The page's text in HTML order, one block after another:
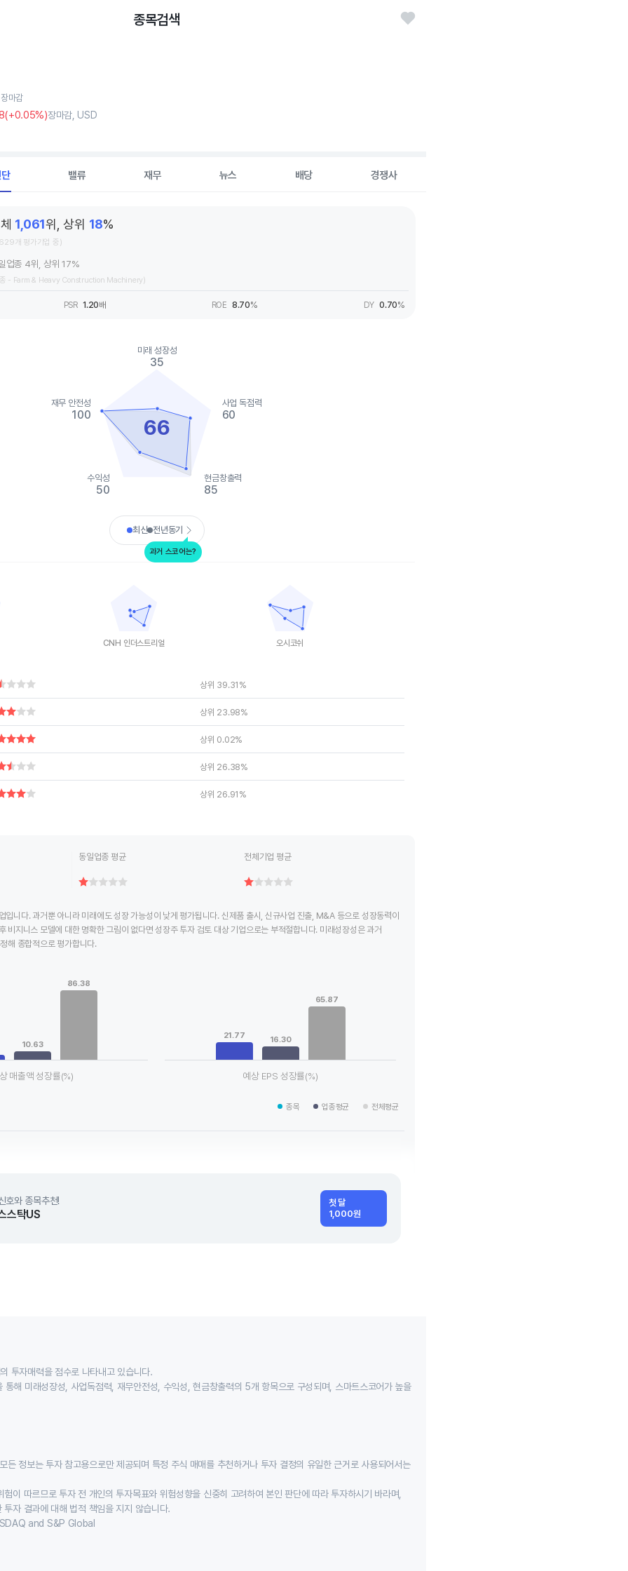
종목검색
마감
(+0.05%)장마감, USD
밸류 재무 뉴스 배당 경쟁사
1,061위, 상위 18%
개 평가기업 중)
업종 4위, 상위 17%
- Farm & Heavy Construction Machinery)
PSR 1.20배 ROE 8.70% DY 0.70%
66
미래 성장성
35
사업 독점력
60
현금창출력
85
수익성
50
재무 안전성
100
최신 전년동기
과거 스코어는?
1 X axis displaying categories.
1 Y axis displaying values. Data ranges from 40 to 100.
The chart has 1 Y axis displaying values. Data ranges from 0 to 80.
CNH 인더스트리얼
The chart has 1 Y axis displaying values. Data ranges from 5 to 100.
오시코쉬
상위 39.31%
상위 23.98%
상위 0.02%
상위 26.38%
상위 26.91%
동일업종 평균 전체기업 평균
입니다. 과거뿐 아니라 미래에도 성장 가능성이 낮게 평가됩니다. 신제품 출시, 신규사업 진출, M&A 등으로 성장동력이
비지니스 모델에 대한 명확한 그림이 없다면 성장주 투자 검토 대상 기업으로는 부적절합니다. 미래성장성은 과거
해 종합적으로 평가합니다.
10.63
86.38
매출액 성장률(%)
The chart has 1 X axis displaying categories.
21.77 16.30
65.87
예상 EPS 성장률(%)
종목 업종평균 전체평균
호와 종목추천!
스탁US
첫 달
1,000원
투자매력을 점수로 나타내고 있습니다.
통해 미래성장성, 사업독점력, 재무안전성, 수익성, 현금창출력의 5개 항목으로 구성되며, 스마트스코어가 높을
든 정보는 투자 참고용으로만 제공되며 특정 주식 매매를 추천하거나 투자 결정의 유일한 근거로 사용되어서는
험이 따르므로 투자 전 개인의 투자목표와 위험성향을 신중히 고려하여 본인 판단에 따라 투자하시기 바라며,
투자 결과에 대해 법적 책임을 지지 않습니다.
and S&P Global